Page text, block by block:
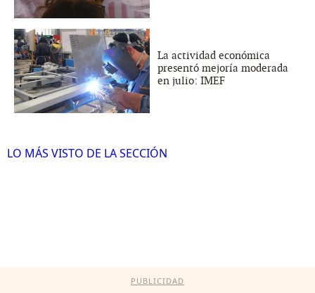
La actividad económica
presentó mejoría moderada
en julio: IMEF
LO MÁS VISTO DE LA SECCIÓN
PUBLICIDAD